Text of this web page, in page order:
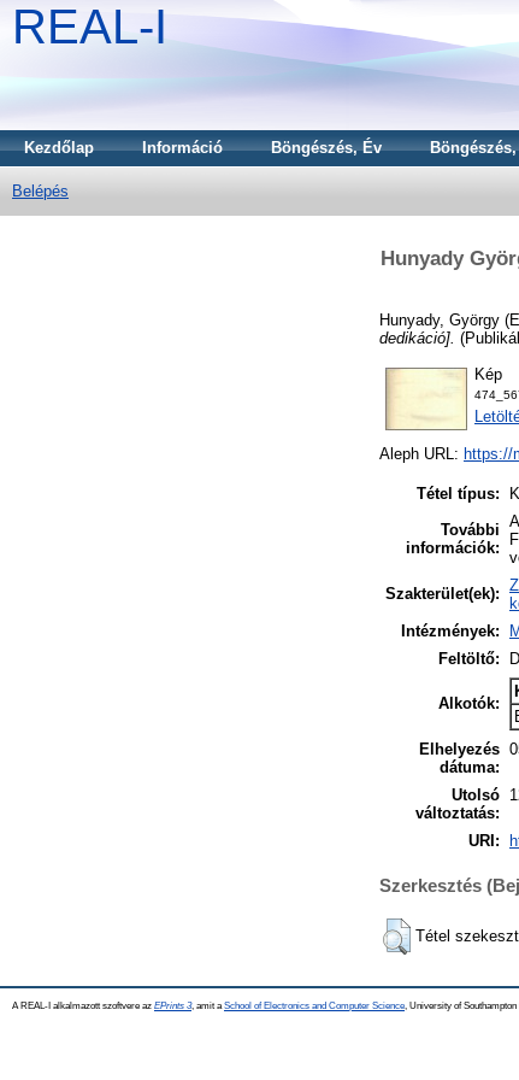
REAL-I
Kezdőlap Információ Böngészés, Év
Belépés
Hunyady
Hunyady, György
dedikáció].
Kép
Aleph URL: https://
Tétel típus:
További
információk:
Szakterület(ek):
Intézmények:
Feltöltő:
Alkotók:
Elhelyezés
dátuma:
Utolsó
változtatás:
URI:
Szerkesztés
Tétel
A REAL-I alkalmazott szoftvere az EPrints 3, amit a School of Electronics and Computer Science , University of Southampton